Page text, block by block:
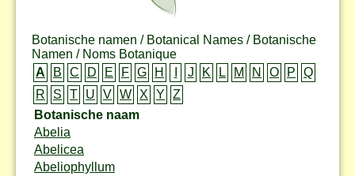
Botanische namen / Botanical Names / Botanische
Namen / Noms Botanique
A
B C D E F G H J K L M N O P
Q
R
S T U V W X Y
Z
Botanische naam
Abelia
Abelicea
Abeliophyllum